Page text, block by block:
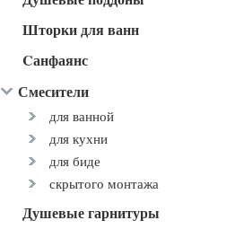
Шторки для ванн
Cанфаянс
Смесители
для ванной
для кухни
для биде
скрытого монтажа
Душевые гарнитуры